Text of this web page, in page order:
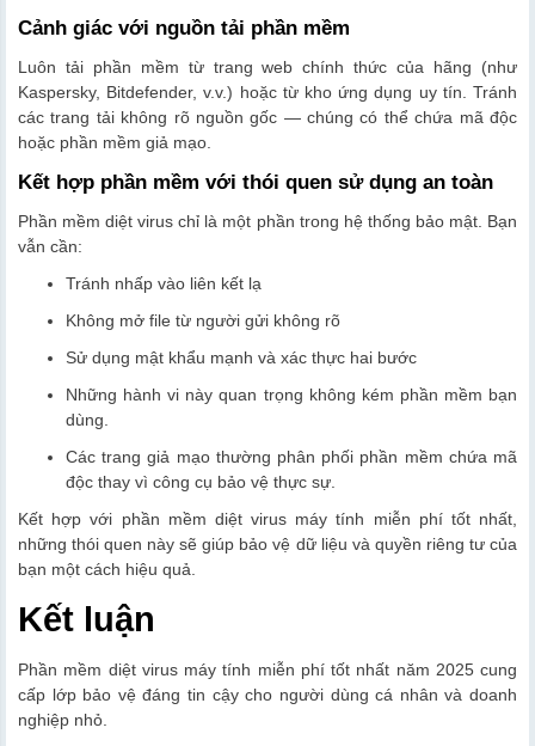
Cảnh giác với nguồn tải phần mềm
Luôn tải phần mềm từ trang web chính thức của hãng (như
Kaspersky, Bitdefender, v.v.) hoặc từ kho ứng dụng uy tín. Tránh
các trang tải không rõ nguồn gốc — chúng có thể chứa mã độc
hoặc phần mềm giả mạo.
Kết hợp phần mềm với thói quen sử dụng an toàn
Phần mềm diệt virus chỉ là một phần trong hệ thống bảo mật. Bạn
vẫn cần:
Tránh nhấp vào liên kết lạ
Không mở file từ người gửi không rõ
Sử dụng mật khẩu mạnh và xác thực hai bước
Những hành vi này quan trọng không kém phần mềm bạn
dùng.
Các trang giả mạo thường phân phối phần mềm chứa mã
độc thay vì công cụ bảo vệ thực sự.
Kết hợp với phần mềm diệt virus máy tính miễn phí tốt nhất,
những thói quen này sẽ giúp bảo vệ dữ liệu và quyền riêng tư của
bạn một cách hiệu quả.
Kết luận
Phần mềm diệt virus máy tính miễn phí tốt nhất năm 2025 cung
cấp lớp bảo vệ đáng tin cậy cho người dùng cá nhân và doanh
nghiệp nhỏ.